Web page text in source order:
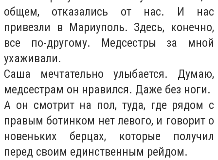
общем, отказались от нас. И нас
привезли в Мариуполь. Здесь, конечно,
все по-другому. Медсестры за мной
ухаживали.
Саша мечтательно улыбается. Думаю,
медсестрам он нравился. Даже без ноги.
А он смотрит на пол, туда, где рядом с
правым ботинком нет левого, и говорит о
новеньких берцах, которые получил
перед своим единственным рейдом.